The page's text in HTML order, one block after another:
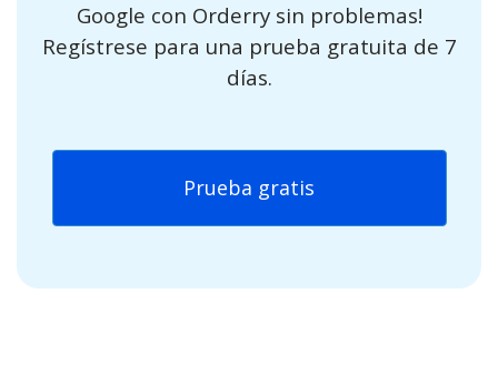
Google con Orderry sin problemas!
Regístrese para una prueba gratuita de 7
días.
Prueba gratis